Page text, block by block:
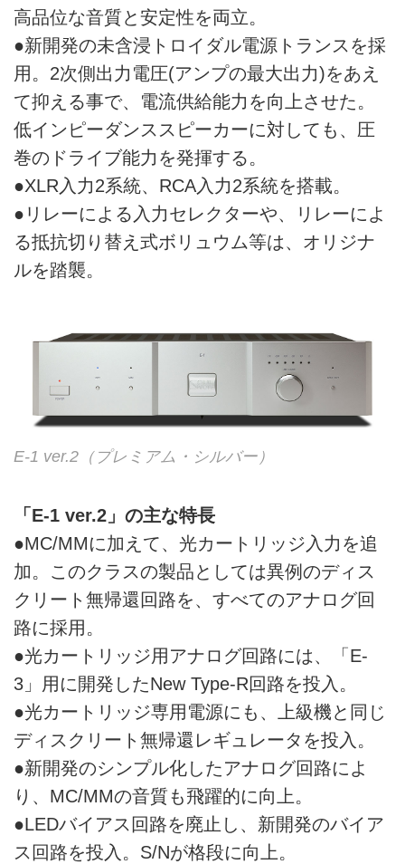
高品位な音質と安定性を両立。
●新開発の未含浸トロイダル電源トランスを採
用。2次側出力電圧(アンプの最大出力)をあえ
て抑える事で、電流供給能力を向上させた。
低インピーダンススピーカーに対しても、圧
巻のドライブ能力を発揮する。
●XLR入力2系統、RCA入力2系統を搭載。
●リレーによる入力セレクターや、リレーによ
る抵抗切り替え式ボリュウム等は、オリジナ
ルを踏襲。
E-1 ver.2（プレミアム・シルバー）
「E-1 ver.2」の主な特長
●MC/MMに加えて、光カートリッジ入力を追
加。このクラスの製品としては異例のディス
クリート無帰還回路を、すべてのアナログ回
路に採用。
●光カートリッジ用アナログ回路には、「E-
3」用に開発したNew Type-R回路を投入。
●光カートリッジ専用電源にも、上級機と同じ
ディスクリート無帰還レギュレータを投入。
●新開発のシンプル化したアナログ回路によ
り、MC/MMの音質も飛躍的に向上。
●LEDバイアス回路を廃止し、新開発のバイア
ス回路を投入。S/Nが格段に向上。